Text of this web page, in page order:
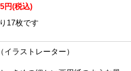
円(税込)
17枚です
ラストレーター）